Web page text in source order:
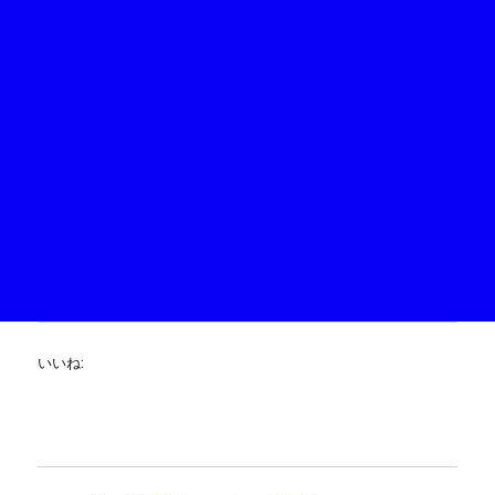
いいね: